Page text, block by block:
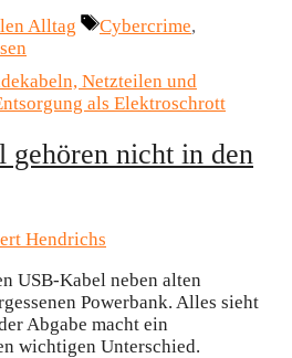
Alltag Schlagwörter
Cybercrime,
gehören nicht in den
Hendrichs
USB-Kabel neben alten
Powerbank. Alles sieht
Abgabe macht ein
wichtigen Unterschied.